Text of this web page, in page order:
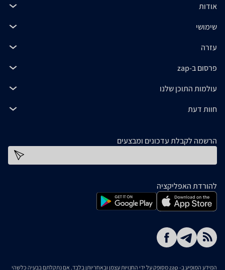
אודות
שימושי
עזרה
פרסום ב-zap
עולמות התוכן שלנו
חוות דעת
הרשמה לקבלת עדכונים ומבצעים
להורדת האפליקציה
המידע המופיע ב- zap מסופק על ידי החנויות עצמן ובאחריותן בלבד. אם נתקלתם בבעיה כלשהי